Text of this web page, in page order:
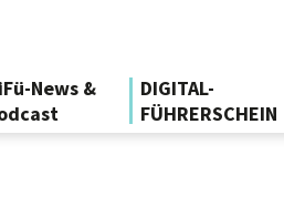
News &
DIGITAL-
FÜHRERSCHEIN